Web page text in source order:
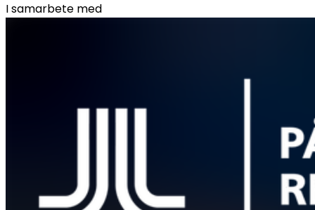
I samarbete med